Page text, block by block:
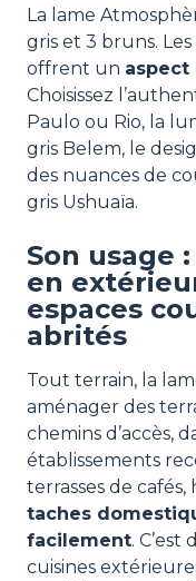
La lame
gris et 3 bruns.
offrent un aspect
Choisissez
Paulo ou Rio, la
gris Belem, le
des nuances de
gris Ushuaïa.
Son usage
en
espaces
abrités
Tout terrain, la
aménager des
chemins d’accès,
établissements
terrasses de
taches
facilement.
cuisines